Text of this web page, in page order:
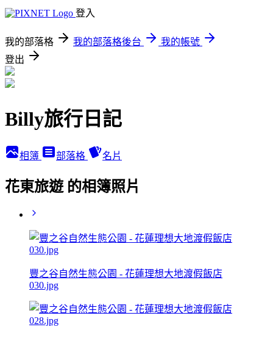
登入
我的部落格 我的部落格後台
我的帳號
登出
Billy旅行日記
相簿 部落格 名片
花東旅遊 的相簿照片
豐之谷自然生態公園 - 花蓮理想大地渡假飯店
030.jpg